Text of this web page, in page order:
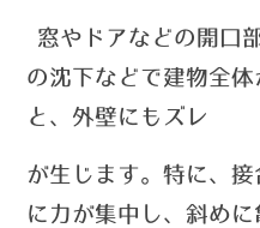
窓やドアなどの開口
の沈下などで建物全
と、外壁にもズレ
が生じます。特に、接
に力が集中し、斜めに